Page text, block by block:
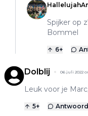
Spijker op
Bommel
6+
Dolblij 06 juli 2022
Leuk voor je
5+ Antwoord